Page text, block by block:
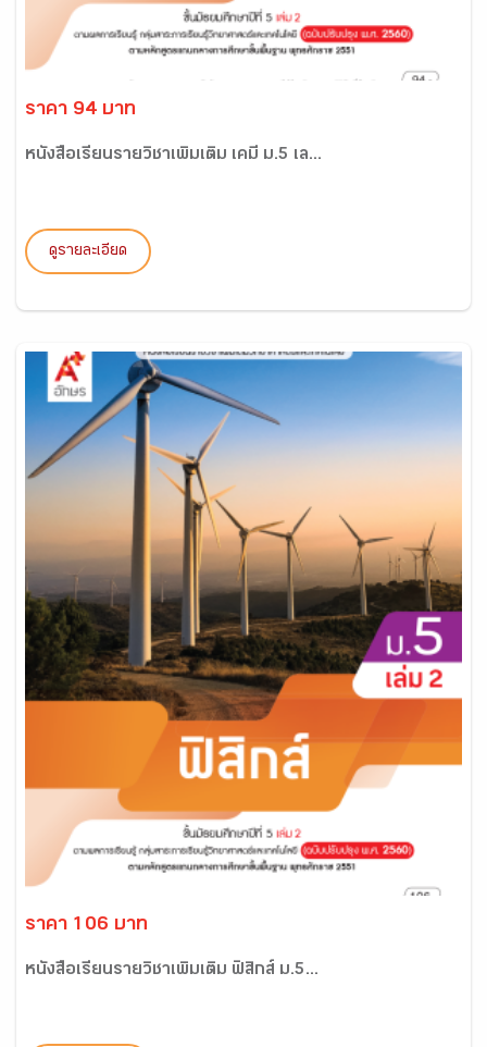
ราคา 94 บาท
หนังสือเรียนรายวิชาเพิ่มเติม เคมี ม.5 เล...
ดูรายละเอียด
ราคา 106 บาท
หนังสือเรียนรายวิชาเพิ่มเติม ฟิสิกส์ ม.5...